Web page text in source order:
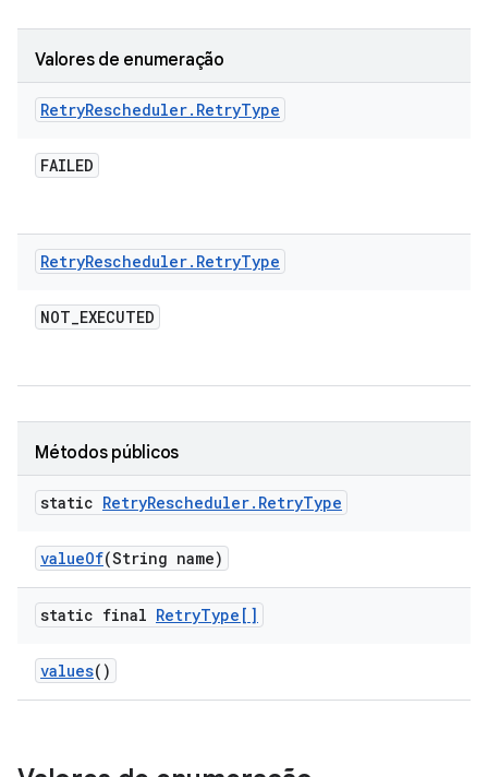
Valores de enumeração
RetryRescheduler. RetryType
FAILED
RetryRescheduler. RetryType
NOT_EXECUTED
Métodos públicos
static RetryRescheduler. RetryType
valueOf(String name)
static final RetryType[]
values()